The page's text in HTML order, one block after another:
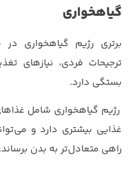
گیاهخواری
برتری رژیم گیاهخواری
ترجیحات فردی، نیازهای
بستگی دارد.
رژیم گیاهخواری شامل
غذایی بیشتری دارد و
راهی متعادل‌تر به بدن برساند.